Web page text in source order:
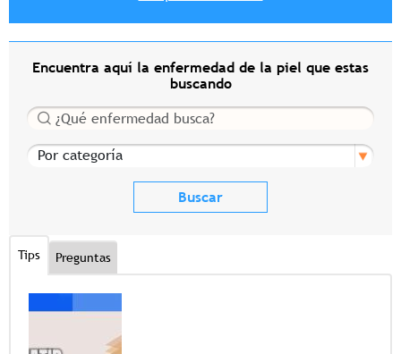
Encuentra aquí la enfermedad de la piel que estas
buscando
Buscar
Por categoría
Tips Preguntas